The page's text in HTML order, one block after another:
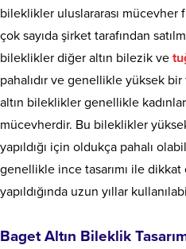
bileklikler uluslararası mücevher
çok sayıda şirket tarafından
bileklikler diğer altın bilezik ve
pahalıdır ve genellikle yüksek
altın bileklikler genellikle
mücevherdir. Bu bileklikler
yapıldığı için oldukça pahalı
genellikle ince tasarımı ile dikkat
yapıldığında uzun yıllar
Baget Altın Bileklik